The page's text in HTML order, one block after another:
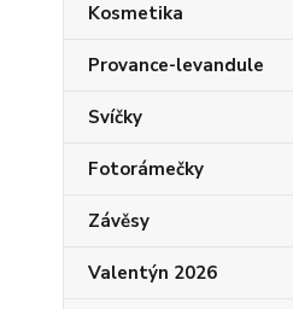
Kosmetika
Provance-levandule
Svíčky
Fotorámečky
Závěsy
Valentýn 2026